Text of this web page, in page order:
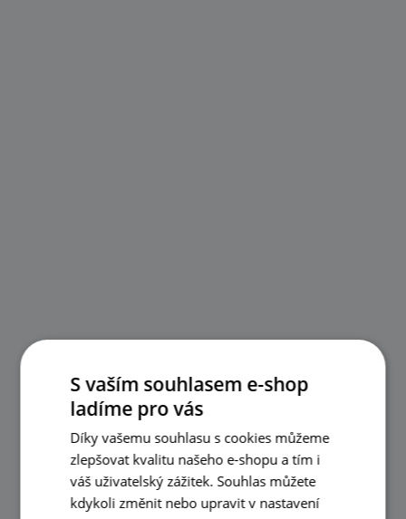
S vaším souhlasem e-shop
ladíme pro vás
Díky vašemu souhlasu s cookies můžeme
zlepšovat kvalitu našeho e-shopu a tím i
váš uživatelský zážitek. Souhlas můžete
kdykoli změnit nebo upravit v nastavení